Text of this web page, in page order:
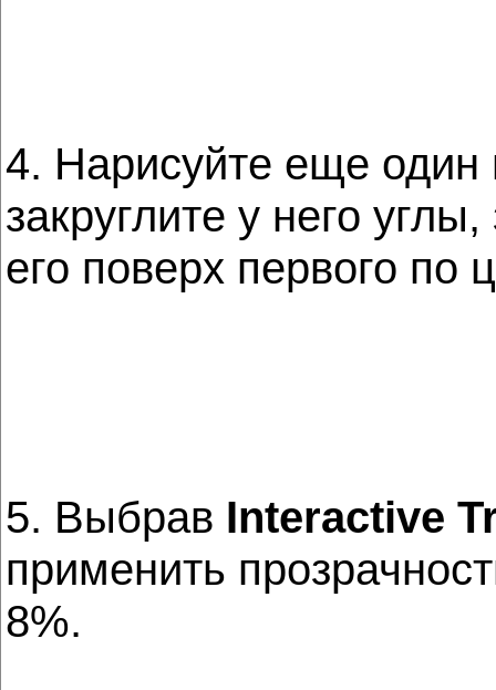
4. Нарисуйте еще
закруглите у него
его поверх первого по
5. Выбрав Interactive
применить
8%.